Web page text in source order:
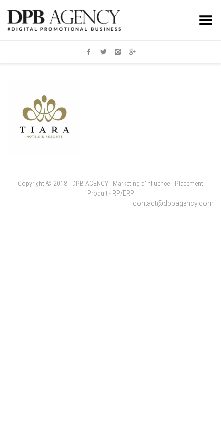
Toggle Menu
Copyright © 2018 - DPB AGENCY - Marketing d'influence - Placement
Produit - RP/ERP
contact@dpbagency.com